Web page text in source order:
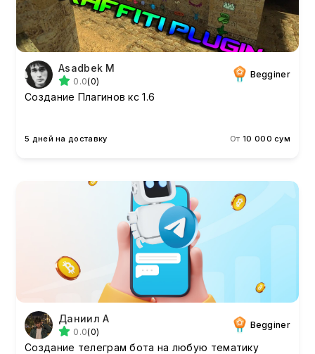
Asadbek M
0.0(0)
Begginer
Создание Плагинов кс 1.6
5 дней на доставку От 10 000 сум
Даниил А
0.0(0)
Begginer
Создание телеграм бота на любую тематику